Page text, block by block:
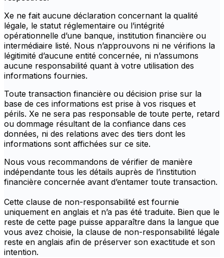
Xe ne fait aucune déclaration concernant la qualité
légale, le statut réglementaire ou l’intégrité
opérationnelle d’une banque, institution financière ou
intermédiaire listé. Nous n’approuvons ni ne vérifions la
légitimité d’aucune entité concernée, ni n’assumons
aucune responsabilité quant à votre utilisation des
informations fournies.
Toute transaction financière ou décision prise sur la
base de ces informations est prise à vos risques et
périls. Xe ne sera pas responsable de toute perte, retard
ou dommage résultant de la confiance dans ces
données, ni des relations avec des tiers dont les
informations sont affichées sur ce site.
Nous vous recommandons de vérifier de manière
indépendante tous les détails auprès de l’institution
financière concernée avant d’entamer toute transaction.
Cette clause de non-responsabilité est fournie
uniquement en anglais et n’a pas été traduite. Bien que le
reste de cette page puisse apparaître dans la langue que
vous avez choisie, la clause de non-responsabilité légale
reste en anglais afin de préserver son exactitude et son
intention.